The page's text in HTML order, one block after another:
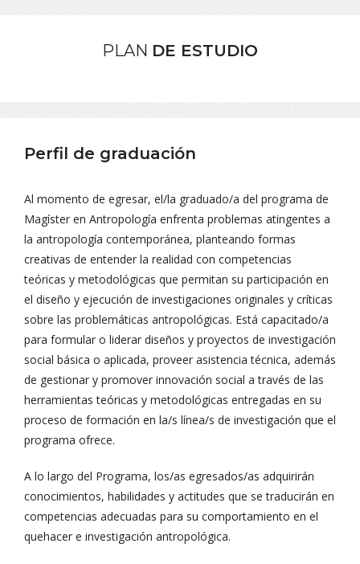
PLAN DE ESTUDIO
Perfil de graduación
Al momento de egresar, el/la graduado/a del programa de
Magíster en Antropología enfrenta problemas atingentes a
la antropología contemporánea, planteando formas
creativas de entender la realidad con competencias
teóricas y metodológicas que permitan su participación en
el diseño y ejecución de investigaciones originales y críticas
sobre las problemáticas antropológicas. Está capacitado/a
para formular o liderar diseños y proyectos de investigación
social básica o aplicada, proveer asistencia técnica, además
de gestionar y promover innovación social a través de las
herramientas teóricas y metodológicas entregadas en su
proceso de formación en la/s línea/s de investigación que el
programa ofrece.
A lo largo del Programa, los/as egresados/as adquirirán
conocimientos, habilidades y actitudes que se traducirán en
competencias adecuadas para su comportamiento en el
quehacer e investigación antropológica.